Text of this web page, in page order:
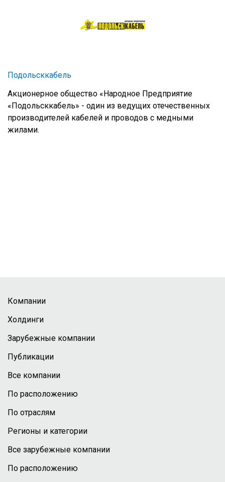
Подольсккабель
Акционерное общество «Народное Предприятие
«Подольсккабель» - один из ведущих отечественных
производителей кабелей и проводов с медными
жилами.
Компании
Холдинги
Зарубежные компании
Публикации
Все компании
По расположению
По отраслям
Регионы и категории
Все зарубежные компании
По расположению